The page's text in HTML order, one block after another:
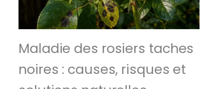
Maladie des rosiers taches
noires : causes, risques et